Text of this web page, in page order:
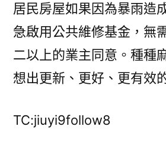
居民房屋如果因為暴雨造
急啟用公共維修基金，無
二以上的業主同意。種種
想出更新、更好、更有效
TC:jiuyi9follow8